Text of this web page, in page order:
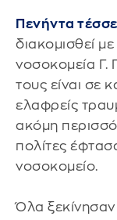
Πενήντα
διακομισθεί
νοσοκομεία Γ.
τους είναι σε
ελαφρείς
ακόμη
πολίτες
νοσοκομείο.
Όλα ξεκίνησαν